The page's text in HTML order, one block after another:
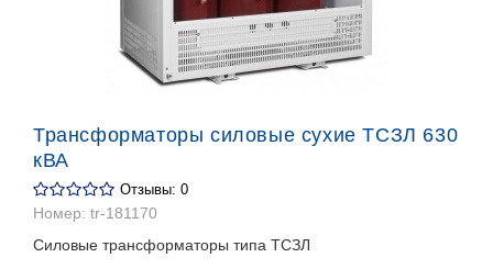
Трансформаторы силовые сухие ТСЗЛ 630
кВА
Отзывы: 0
Номер: tr-181170
Силовые трансформаторы типа ТСЗЛ